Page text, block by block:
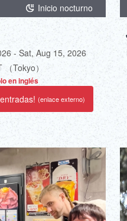
Inicio nocturno
- Sat, Aug 15, 2026
Tokyo）
en inglés
(enlace externo)